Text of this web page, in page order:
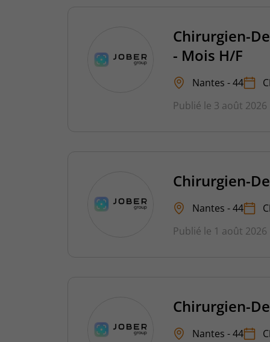
Chirurgien-
- Mois H/F
Nantes - 44
Publié le 3 août 2026
Chirurgien-
Nantes - 44
Publié le 1 août 2026
Chirurgien-
Nantes - 44